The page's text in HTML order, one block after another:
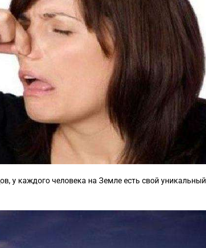
у каждого человека на Земле есть свой уникальный